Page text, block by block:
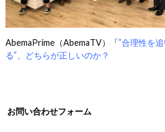
AbemaPrime（AbemaTV）「”合理性を
る”、どちらが正しいのか？
お問い合わせフォーム